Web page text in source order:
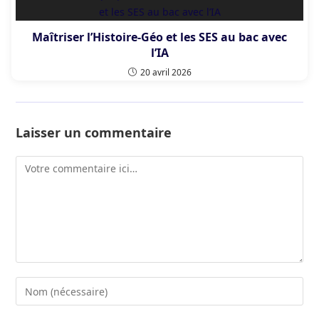
Maîtriser l’Histoire-Géo et les SES au bac avec
l’IA
20 avril 2026
Laisser un commentaire
Comment
Enter
your